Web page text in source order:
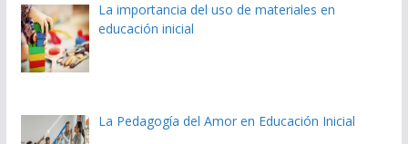
La importancia del uso de materiales en
educación inicial
La Pedagogía del Amor en Educación Inicial